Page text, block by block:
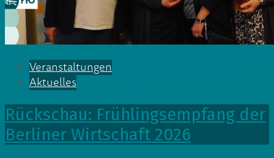
Veranstaltungen
Aktuelles
Rückschau: Frühlingsempfang der
Berliner Wirtschaft 2026